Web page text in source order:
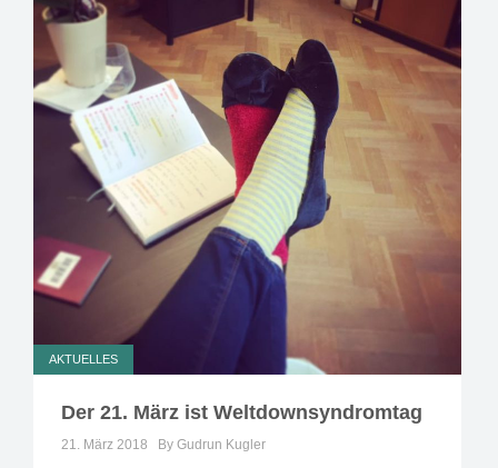
AKTUELLES
Der 21. März ist Weltdownsyndromtag
21. März 2018 By Gudrun Kugler